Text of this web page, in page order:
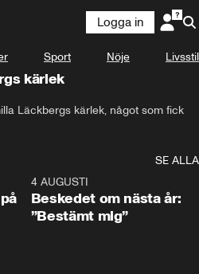
Logga in
Sport Nöje Livsstil
kärlek
Läckbergs kärlek, något som fick
SE ALLA
4 AUGUSTI
Beskedet om nästa år:
”Bestämt mig”